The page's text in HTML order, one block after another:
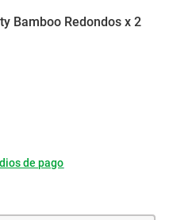
Bamboo Redondos x 2
de pago